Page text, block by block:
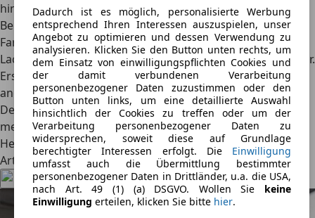
Dadurch ist es möglich, personalisierte Werbung
entsprechend Ihren Interessen auszuspielen, unser
Angebot zu optimieren und dessen Verwendung zu
analysieren. Klicken Sie den Button unten rechts, um
dem Einsatz von einwilligungspflichten Cookies und
der damit verbundenen Verarbeitung
personenbezogener Daten zuzustimmen oder den
Button unten links, um eine detaillierte Auswahl
hinsichtlich der Cookies zu treffen oder um der
Verarbeitung personenbezogener Daten zu
widersprechen, soweit diese auf Grundlage
berechtigter Interessen erfolgt. Die Einwilligung
umfasst auch die Übermittlung bestimmter
personenbezogener Daten in Drittländer, u.a. die USA,
nach Art. 49 (1) (a) DSGVO. Wollen Sie keine
Einwilligung erteilen, klicken Sie bitte hier.
hinten. Optional bietet BMW Trackbereifung an.
Beim Design nennt BMW vor allem eine Erweiterung der
Farbpalette. Neben fünf Metallic- und drei Uni-
Lackierungen sind sechs BMW-Individual-Farben verfügbar.
Erstmals wird für den M2 auch Borusan Turkish Blue
angeboten. Der neue BMW M2 mit M xDrive startet in
Deutschland ab 81.300 Euro und kostet damit 3.000 Euro
mehr als die Variante ohne Allrad. (Text: an | Bilder:
Hersteller)
Artikel teilen